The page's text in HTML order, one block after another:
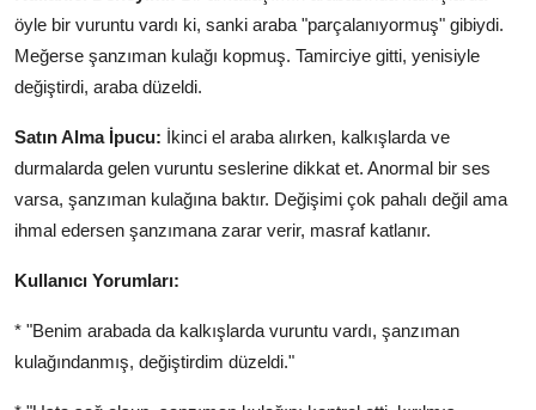
öyle bir vuruntu vardı ki, sanki araba "parçalanıyormuş" gibiydi.
Meğerse şanzıman kulağı kopmuş. Tamirciye gitti, yenisiyle
değiştirdi, araba düzeldi.
Satın Alma İpucu: İkinci el araba alırken, kalkışlarda ve
durmalarda gelen vuruntu seslerine dikkat et. Anormal bir ses
varsa, şanzıman kulağına baktır. Değişimi çok pahalı değil ama
ihmal edersen şanzımana zarar verir, masraf katlanır.
Kullanıcı Yorumları:
* "Benim arabada da kalkışlarda vuruntu vardı, şanzıman
kulağındanmış, değiştirdim düzeldi."